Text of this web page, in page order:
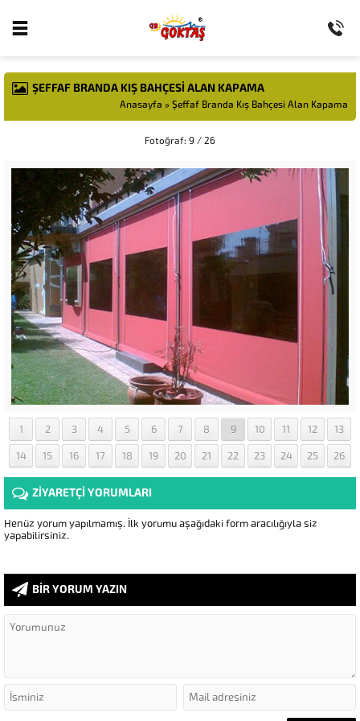
ŞEFFAF BRANDA KIŞ BAHÇESI ALAN KAPAMA
Anasayfa » Şeffaf Branda Kış Bahçesi Alan Kapama
Fotoğraf: 9 / 26
1 2 3 4 5 6 7 8 9 10 11 12 13
14 15 16 17 18 19 20 21 22 23 24 25 26
ZİYARETÇİ YORUMLARI
Henüz yorum yapılmamış. İlk yorumu aşağıdaki form aracılığıyla siz
yapabilirsiniz.
BİR YORUM YAZIN